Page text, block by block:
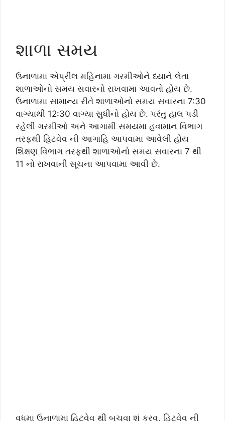
શાળા સમય
ઉનાળામા એપ્રીલ મહિનામા ગરમીઓને ધ્યાને લેતા
શાળાઓનો સમય સવારનો રાખવામા આવતો હોય છે.
ઉનાળામા સામાન્ય રીતે શાળાઓનો સમય સવારના 7:30
વાગ્યાથી 12:30 વાગ્યા સુધીનો હોય છે. પરંતુ હાલ પડી
રહેલી ગરમીઓ અને આગામી સમયમા હવામાન વિભાગ
તરફથી હિટવેવ ની આગાહિ આપવામા આવેલી હોય
શિક્ષણ વિભાગ તરફથી શાળાઓનો સમય સવારના 7 થી
11 નો રાખવાની સૂચના આપવામા આવી છે.
વધુમા ઉનાળામા હિટવેવ થી બચવા શું કરવુ, હિટવેવ ની